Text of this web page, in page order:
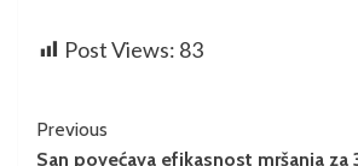
Post Views: 83
Previous
San povećava efikasnost mršanja za